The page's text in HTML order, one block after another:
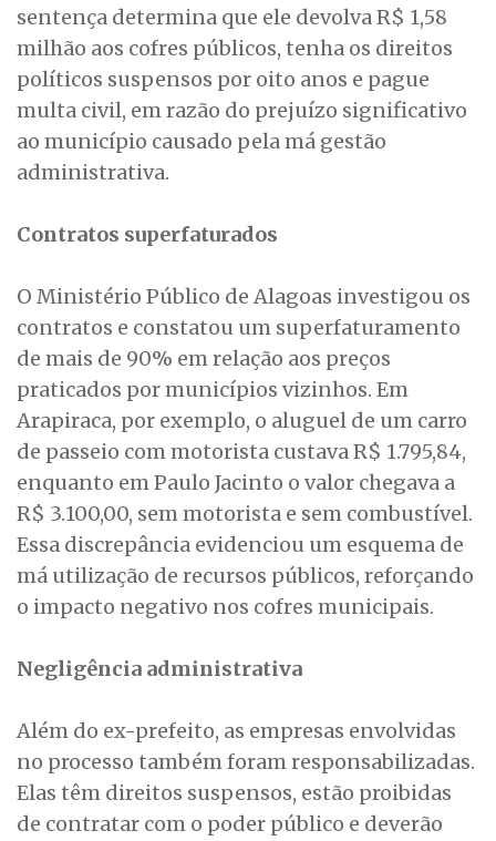
sentença determina que ele devolva R$ 1,58
milhão aos cofres públicos, tenha os direitos
políticos suspensos por oito anos e pague
multa civil, em razão do prejuízo significativo
ao município causado pela má gestão
administrativa.
Contratos superfaturados
O Ministério Público de Alagoas investigou os
contratos e constatou um superfaturamento
de mais de 90% em relação aos preços
praticados por municípios vizinhos. Em
Arapiraca, por exemplo, o aluguel de um carro
de passeio com motorista custava R$ 1.795,84,
enquanto em Paulo Jacinto o valor chegava a
R$ 3.100,00, sem motorista e sem combustível.
Essa discrepância evidenciou um esquema de
má utilização de recursos públicos, reforçando
o impacto negativo nos cofres municipais.
Negligência administrativa
Além do ex-prefeito, as empresas envolvidas
no processo também foram responsabilizadas.
Elas têm direitos suspensos, estão proibidas
de contratar com o poder público e deverão